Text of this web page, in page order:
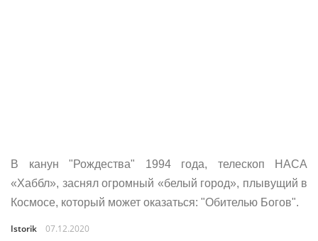
В канун "Рождества" 1994 года, телескоп НАСА
«Хаббл», заснял огромный «белый город», плывущий в
Космосе, который может оказаться: "Обителью Богов".
Istorik 07.12.2020